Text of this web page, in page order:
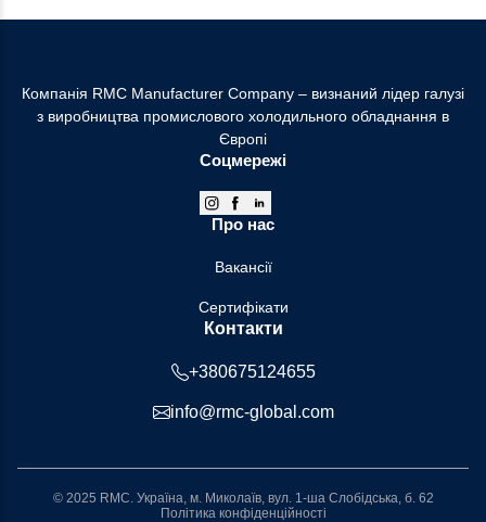
Компанія RMC Manufacturer Company – визнаний лідер галузі
з виробництва промислового холодильного обладнання в
Європі
Контакти
+380675124655
info@rmc-global.com
Про нас
Вакансії
Сертифікати
Соцмережі
© 2025 RMC. Україна, м. Миколаїв, вул. 1-ша Слобідська, б. 62
Політика конфіденційності